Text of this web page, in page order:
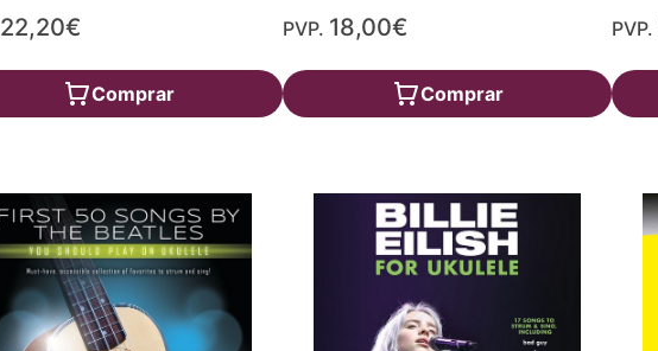
22,20€
Comprar
PVP. 18,00€
Comprar
PVP.